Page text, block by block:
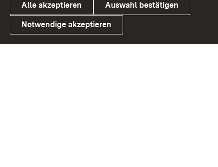
Link zum Landesportal
Alle akzeptieren Auswahl bestätigen
Notwendige akzeptieren